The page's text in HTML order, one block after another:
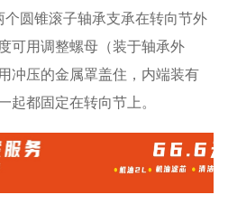
圆锥滚子轴承支承在转向节外
可用调整螺母（装于轴承外
冲压的金属罩盖住，内端装有
起都固定在转向节上。